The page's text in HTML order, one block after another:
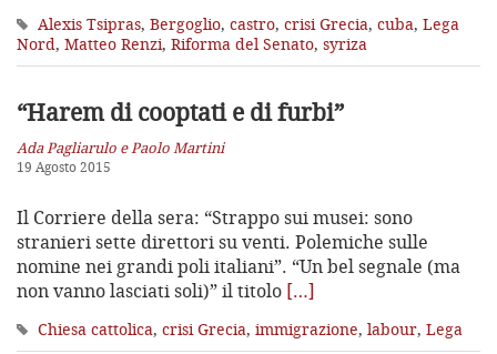
Alexis Tsipras, Bergoglio, castro, crisi Grecia, cuba, Lega
Nord, Matteo Renzi, Riforma del Senato, syriza
“Harem di cooptati e di furbi”
Ada Pagliarulo e Paolo Martini
19 Agosto 2015
Il Corriere della sera: “Strappo sui musei: sono
stranieri sette direttori su venti. Polemiche sulle
nomine nei grandi poli italiani”. “Un bel segnale (ma
non vanno lasciati soli)” il titolo […]
Chiesa cattolica, crisi Grecia, immigrazione, labour, Lega